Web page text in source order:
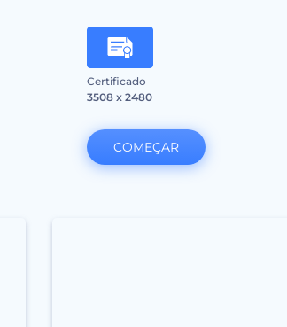
Certificado
3508 x 2480
COMEÇAR